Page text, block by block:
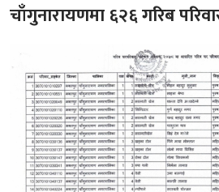
चाँगुनारायणमा ६२६ गरिब